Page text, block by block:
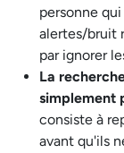
personne
alertes/bruit
par ignorer
La
simplement
consiste à
avant qu'ils